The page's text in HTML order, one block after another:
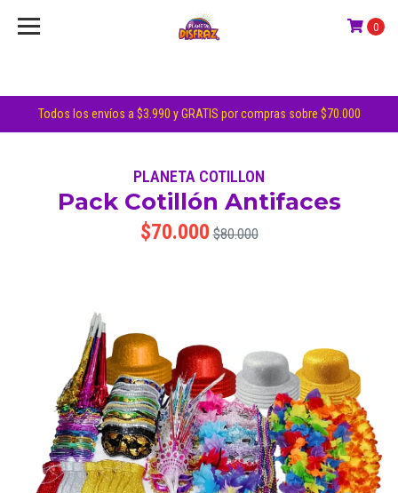
Todos los envíos a $3.990 y GRATIS por compras sobre $70.000
0
PLANETA COTILLON
Pack Cotillón Antifaces
$70.000 $80.000